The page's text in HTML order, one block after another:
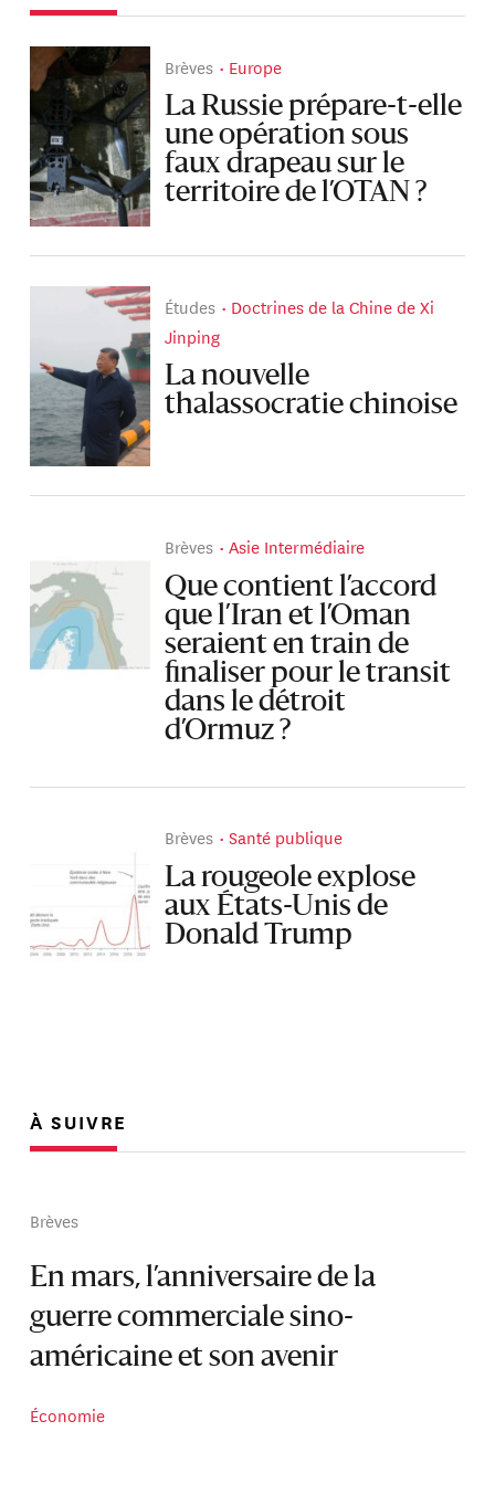
Brèves Europe
La Russie prépare-t-elle
une opération sous
faux drapeau sur le
territoire de l’OTAN ?
Études
Doctrines de la Chine de Xi
Jinping
La nouvelle
thalassocratie chinoise
Brèves Asie Intermédiaire
Que contient l’accord
que l’Iran et l’Oman
seraient en train de
finaliser pour le transit
dans le détroit
d’Ormuz ?
Brèves Santé publique
La rougeole explose
aux États-Unis de
Donald Trump
À SUIVRE
Brèves
En mars, l’anniversaire de la
guerre commerciale sino-
américaine et son avenir
Économie